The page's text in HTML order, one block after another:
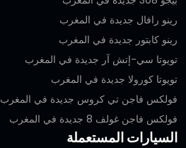
رينو رافال جديدة في المغرب
رينو كابتور جديدة في المغرب
تويوتا سي-إتش آر جديدة في المغرب
تويوتا كورولا جديدة في المغرب
فولكس فاجن تي كروس جديدة في المغرب
فولكس فاجن غولف 8 جديدة في المغرب
السيارات المستعملة